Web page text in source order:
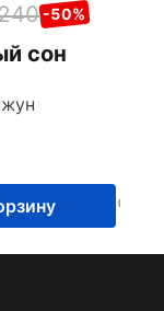
-50%
сон